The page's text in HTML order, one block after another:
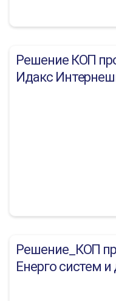
Решение КОП
Идакс
Решение_КОП
Енерго систем и